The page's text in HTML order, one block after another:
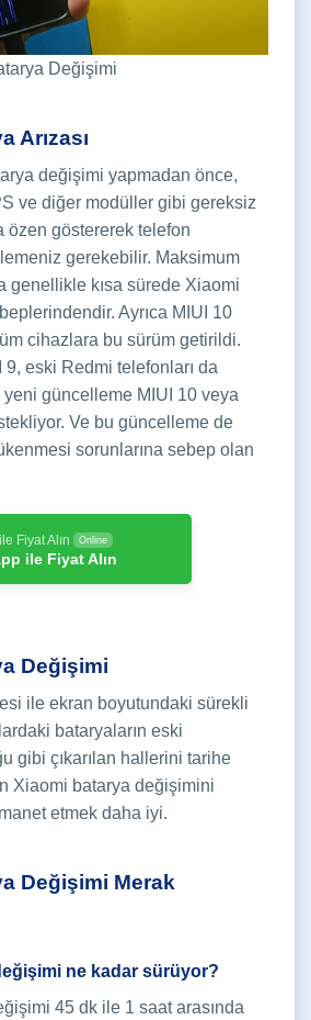
Değişimi
Arızası
değişimi yapmadan önce,
ve diğer modüller gibi gereksiz
özen göstererek telefon
gerekebilir. Maksimum
genellikle kısa sürede Xiaomi
Ayrıca MIUI 10
cihazlara bu sürüm getirildi.
eski Redmi telefonları da
yeni güncelleme MIUI 10 veya
Ve bu güncelleme de
sorunlarına sebep olan
Fiyat Alın Online
ile Fiyat Alın
Değişimi
ile ekran boyutundaki sürekli
bataryaların eski
gibi çıkarılan hallerini tarihe
Xiaomi batarya değişimini
etmek daha iyi.
Değişimi Merak
ne kadar sürüyor?
45 dk ile 1 saat arasında